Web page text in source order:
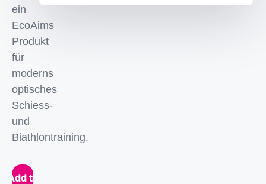
ein
EcoAims
Produkt
für
moderns
optisches
Schiess-
und
Biathlontraining.
Add to